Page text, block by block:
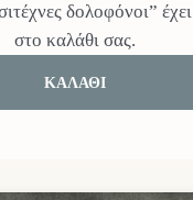
δολοφόνοι”
στο καλάθι σας.
ΚΑΛΆΘΙ